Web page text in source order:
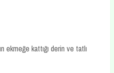
ekmeğe kattığı derin ve tatlı